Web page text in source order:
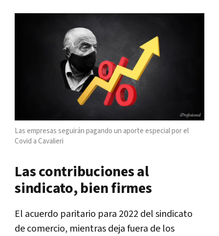
Las empresas seguirán pagando un aporte especial por el
Covid a Cavalieri
Las contribuciones al
sindicato, bien firmes
El acuerdo paritario para 2022 del sindicato
de comercio, mientras deja fuera de los